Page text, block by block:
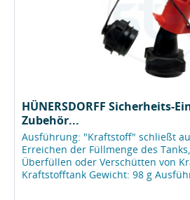
HÜNERSDORFF Sicherheits-
Zubehör...
Ausführung: "Kraftstoff" schließt
Erreichen der Füllmenge des
Überfüllen oder Verschütten von
Kraftstofftank Gewicht: 98 g